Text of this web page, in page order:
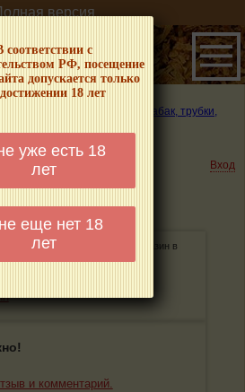
соответствии с
РФ, посещение
допускается только
18 лет
уже есть 18
лет
еще нет 18
лет
версия
и курении
Где купить табак, трубки,
Вход
кальян в
трубки, кальян? Добавьте магазин в
и комментарий.